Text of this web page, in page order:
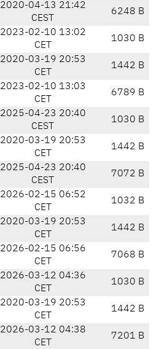
2020-04-13 21:42
CEST
6248 B
2023-02-10 13:02
CET
1030 B
2020-03-19 20:53
CET
1442 B
2023-02-10 13:03
CET
6789 B
2025-04-23 20:40
CEST
1030 B
2020-03-19 20:53
CET
1442 B
2025-04-23 20:40
CEST
7072 B
2026-02-15 06:52
CET
1032 B
2020-03-19 20:53
CET
1442 B
2026-02-15 06:56
CET
7068 B
2026-03-12 04:36
CET
1030 B
2020-03-19 20:53
CET
1442 B
2026-03-12 04:38
CET
7201 B